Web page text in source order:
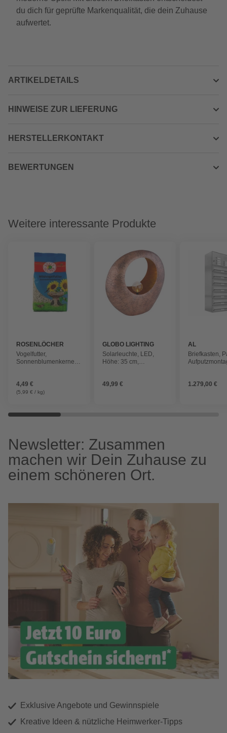
du dich für geprüfte Markenqualität, die dein Zuhause
aufwertet.
ARTIKELDETAILS
HINWEISE ZUR LIEFERUNG
HERSTELLERKONTAKT
BEWERTUNGEN
Weitere interessante Produkte
ROSENLÖCHER
Vogelfutter,
Sonnenblumenkerne
Wildvögel
4,49 €
(5,99 € / kg)
GLOBO LIGHTING
Solarleuchte, LED,
Höhe: 35 cm,
49,99 €
AL
Briefkasten,
1.279,00 €
Newsletter: Zusammen
machen wir Dein Zuhause zu
einem schöneren Ort.
Exklusive Angebote und Gewinnspiele
Kreative Ideen & nützliche Heimwerker-Tipps